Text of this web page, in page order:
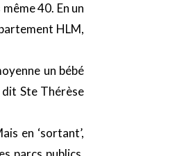
40. En un
HLM,
un bébé
dit Ste Thérèse
en ‘sortant’,